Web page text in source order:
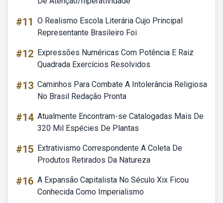
#11 O Realismo Escola Literária Cujo Principal
Representante Brasileiro Foi
#12 Expressões Numéricas Com Potência E Raiz
Quadrada Exercícios Resolvidos
#13 Caminhos Para Combate A Intolerância Religiosa
No Brasil Redação Pronta
#14 Atualmente Encontram-se Catalogadas Mais De
320 Mil Espécies De Plantas
#15 Extrativismo Correspondente A Coleta De
Produtos Retirados Da Natureza
#16 A Expansão Capitalista No Século Xix Ficou
Conhecida Como Imperialismo